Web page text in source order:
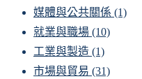
媒體與公共關係 (1)
就業與職場 (10)
工業與製造 (1)
市場與貿易 (31)